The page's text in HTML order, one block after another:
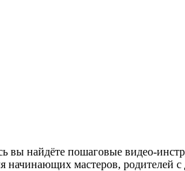
найдёте пошаговые видео-
мастеров, родителей с